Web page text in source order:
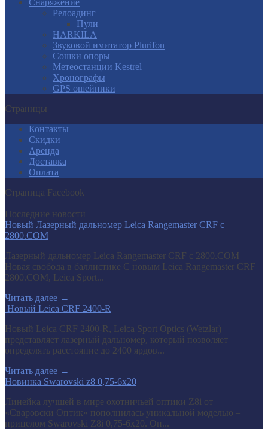
Снаряжение
Релоадинг
Пули
HARKILA
Звуковой имитатор Plurifon
Сошки опоры
Метеостанции Kestrel
Хронографы
GPS ошейники
Страницы
Контакты
Скидки
Аренда
Доставка
Оплата
Страница Facebook
Последние новости
Новый Лазерный дальномер Leica Rangemaster CRF с
2800.COM
Лазерный дальномер Leica Rangemaster CRF с 2800.COM
Новая свобода в баллистике С новым Leica Rangemaster CRF
2800.COM, Leica Sport...
Читать далее →
​ Новый Leica CRF 2400-R
Новый Leica CRF 2400-R, Leica Sport Optics (Wetzlar)
представляет лазерный дальномер, который позволяет
определять расстояние до 2400 ярдов...
Читать далее →
Новинка Swarovski z8 0,75-6x20
Линейка лучшей в мире охотничьей оптики Z8i от
«Сваровски Оптик» пополнилась уникальной моделью –
прицелом Swarovski Z8i 0,75-6x20. Он...